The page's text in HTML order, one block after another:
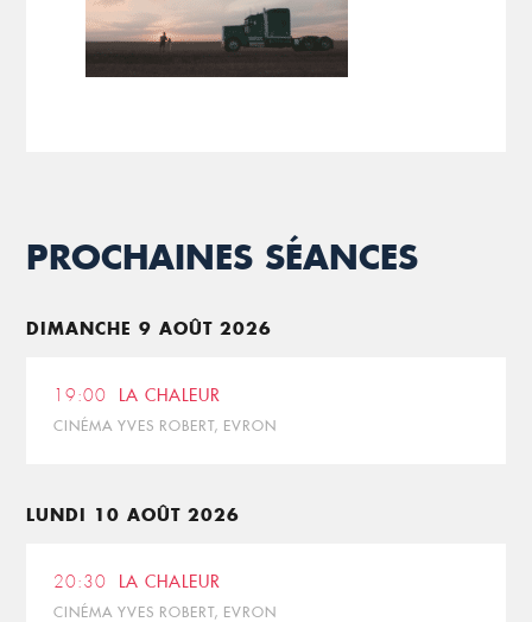
PROCHAINES SÉANCES
DIMANCHE 9 AOÛT 2026
19:00 LA CHALEUR
CINÉMA YVES ROBERT, EVRON
LUNDI 10 AOÛT 2026
20:30 LA CHALEUR
CINÉMA YVES ROBERT, EVRON